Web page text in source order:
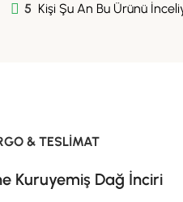
5 Kişi Şu An Bu Ürünü
& TESLIMAT
Kuruyemiş Dağ İnciri